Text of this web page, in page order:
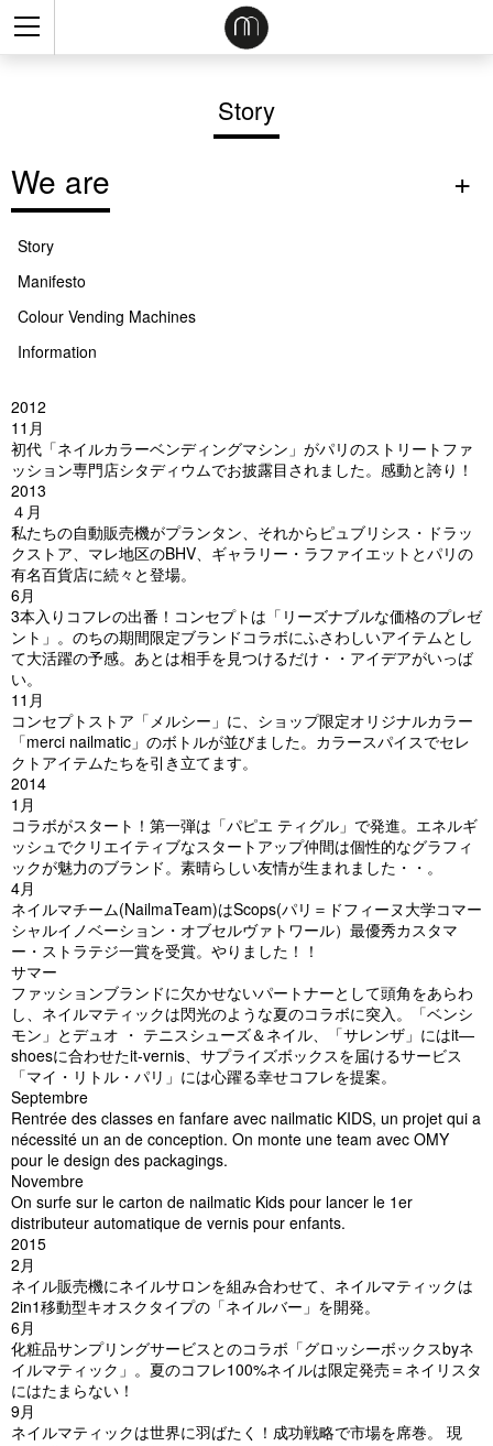
We are
Story
Manifesto
Colour Vending Machines
Information
Story
2012
11月
初代「ネイルカラーベンディングマシン」がパリのストリートファ
ッション専門店シタディウムでお披露目されました。感動と誇り！
2013
４月
私たちの自動販売機がプランタン、それからピュブリシス・ドラッ
クストア、マレ地区のBHV、ギャラリー・ラファイエットとパリの
有名百貨店に続々と登場。
6月
3本入りコフレの出番！コンセプトは「リーズナブルな価格のプレゼ
ント」。のちの期間限定ブランドコラボにふさわしいアイテムとし
て大活躍の予感。あとは相手を見つけるだけ・・アイデアがいっば
い。
11月
コンセプトストア「メルシー」に、ショップ限定オリジナルカラー
「merci nailmatic」のボトルが並びました。カラースパイスでセレ
クトアイテムたちを引き立てます。
2014
1月
コラボがスタート！第一弾は「パピエ ティグル」で発進。エネルギ
ッシュでクリエイティブなスタートアップ仲間は個性的なグラフィ
ックが魅力のブランド。素晴らしい友情が生まれました・・。
4月
ネイルマチーム(NailmaTeam)はScops(パリ＝ドフィーヌ大学コマー
シャルイノベーション・オブセルヴァトワール）最優秀カスタマ
ー・ストラテジ一賞を受賞。やりました！！
サマー
ファッションブランドに欠かせないパートナーとして頭角をあらわ
し、ネイルマティックは閃光のような夏のコラボに突入。「ベンシ
モン」とデュオ ・ テニスシューズ＆ネイル、「サレンザ」にはit—
shoesに合わせたit-vernis、サプライズボックスを届けるサービス
「マイ・リトル・パリ」には心躍る幸せコフレを提案。
Septembre
Rentrée des classes en fanfare avec nailmatic KIDS, un projet qui a
nécessité un an de conception. On monte une team avec OMY
pour le design des packagings.
Novembre
On surfe sur le carton de nailmatic Kids pour lancer le 1er
distributeur automatique de vernis pour enfants.
2015
2月
ネイル販売機にネイルサロンを組み合わせて、ネイルマティックは
2in1移動型キオスクタイプの「ネイルバー」を開発。
6月
化粧品サンプリングサービスとのコラボ「グロッシーボックスbyネ
イルマティック」。夏のコフレ100%ネイルは限定発売＝ネイリスタ
にはたまらない！
9月
ネイルマティックは世界に羽ばたく！成功戦略で市場を席巻。 現